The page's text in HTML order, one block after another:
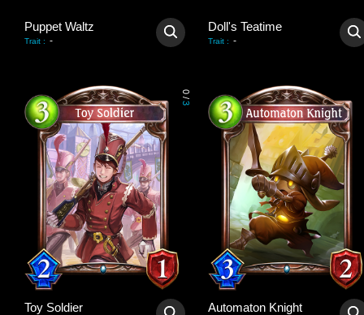
Puppet Waltz
Trait : -
Doll's Teatime
Trait : -
0
/
3
Toy Soldier Automaton Knight